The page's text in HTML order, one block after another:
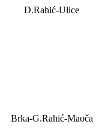
D.Rahić-Ulice
Brka-G.Rahić-Maoča